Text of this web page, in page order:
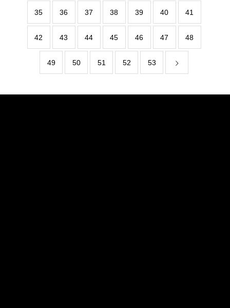
35 36 37 38 39 40 41
42 43 44 45 46 47 48
49 50 51 52 53